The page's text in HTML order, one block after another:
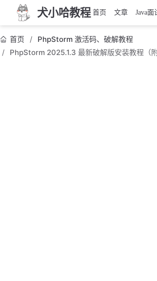
犬小哈教程 首页 文章 Java面
首页
PhpStorm 激活码、破解教程
PhpStorm 2025.1.3 最新破解版安装教程（